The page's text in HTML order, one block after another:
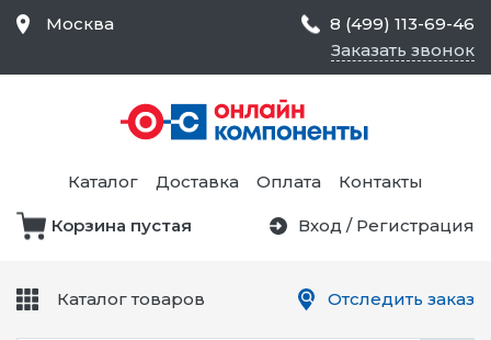
Москва
8 (499) 113-69-46
Заказать звонок
Каталог Доставка Оплата Контакты
Корзина пустая Вход / Регистрация
Каталог товаров
Средства Контроля
Статического
Электричества и
Безопасности,
Товары для Чистых
Отследить заказ